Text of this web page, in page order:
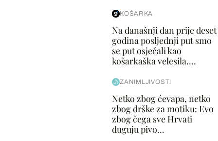
KOŠARKA
Na današnji dan prije deset
godina posljednji put smo
se put osjećali kao
košarkaška velesila....
ZANIMLJIVOSTI
Netko zbog ćevapa, netko
zbog drške za motiku: Evo
zbog čega sve Hrvati
duguju pivo...